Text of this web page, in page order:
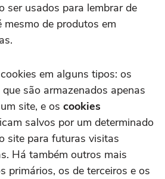
ser usados para lembrar de
mesmo de produtos em
em alguns tipos: os
que são armazenados apenas
site, e os cookies
salvos por um determinado
site para futuras visitas
Há também outros mais
primários, os de terceiros e os